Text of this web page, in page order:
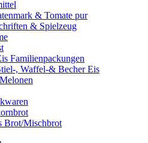
& Tomate pur
& Spielzeug
Familienpackungen
, Waffel-& Becher Eis
Brot/Mischbrot